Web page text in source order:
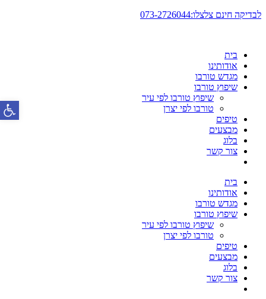
דלג
לבדיקה חינם צלצלו:073-2726044
בית
אודותינו
מגדש טורבו
שיפוץ טורבו
שיפוץ טורבו לפי עיר
טורבו לפי יצרן
טיפים
מבצעים
בלוג
צור קשר
בית
אודותינו
מגדש טורבו
שיפוץ טורבו
שיפוץ טורבו לפי עיר
טורבו לפי יצרן
טיפים
מבצעים
בלוג
צור קשר
פתח